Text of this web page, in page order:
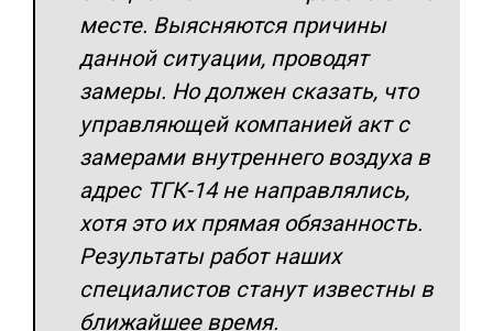
месте. Выясняются причины
данной ситуации, проводят
замеры. Но должен сказать, что
управляющей компанией акт с
замерами внутреннего воздуха в
адрес ТГК-14 не направлялись,
хотя это их прямая обязанность.
Результаты работ наших
специалистов станут известны в
ближайшее время.